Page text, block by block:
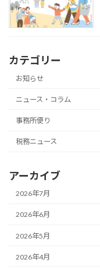
カテゴリー
お知らせ
ニュース・コラム
事務所便り
税務ニュース
アーカイブ
2026年7月
2026年6月
2026年5月
2026年4月